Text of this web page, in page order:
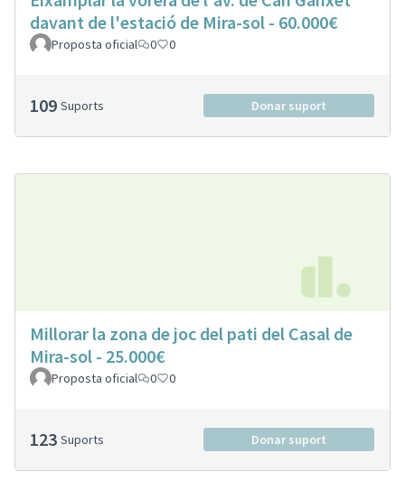
davant de l'estació de Mira-sol - 60.000€
Proposta oficial 0 0
109 Suports Donar suport
Millorar la zona de joc del pati del Casal de
Mira-sol - 25.000€
Proposta oficial 0 0
123 Suports Donar suport